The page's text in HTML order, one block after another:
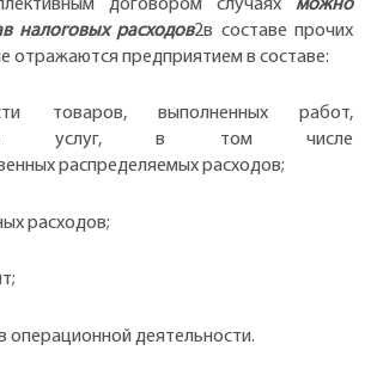
договором случаях можно
налоговых расходов2в составе прочих
отражаются предприятием в составе:
товаров, выполненных работ,
услуг, в том числе
распределяемых расходов;
расходов;
операционной деятельности.